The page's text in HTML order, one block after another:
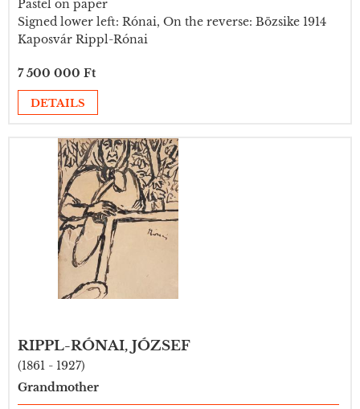
Pastel on paper
Signed lower left: Rónai, On the reverse: Bözsike 1914
Kaposvár Rippl-Rónai
7 500 000 Ft
DETAILS
RIPPL-RÓNAI, JÓZSEF
(1861 - 1927)
Grandmother